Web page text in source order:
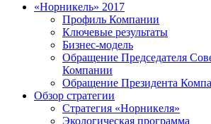
«Норникель» 2017
Профиль Компании
Ключевые результаты
Бизнес-модель
Обращение Председателя
Компании
Обращение Президента
Обзор стратегии
Стратегия «Норникеля»
Экологическая программа